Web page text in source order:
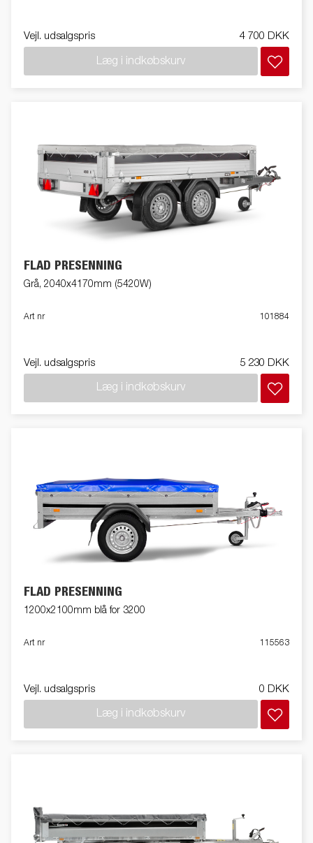
Vejl. udsalgspris 4 700 DKK
Læg i indkøbskurv
FLAD PRESENNING
Grå, 2040x4170mm (5420W)
Art nr 101884
Vejl. udsalgspris 5 230 DKK
Læg i indkøbskurv
FLAD PRESENNING
1200x2100mm blå for 3200
Art nr 115563
Vejl. udsalgspris 0 DKK
Læg i indkøbskurv